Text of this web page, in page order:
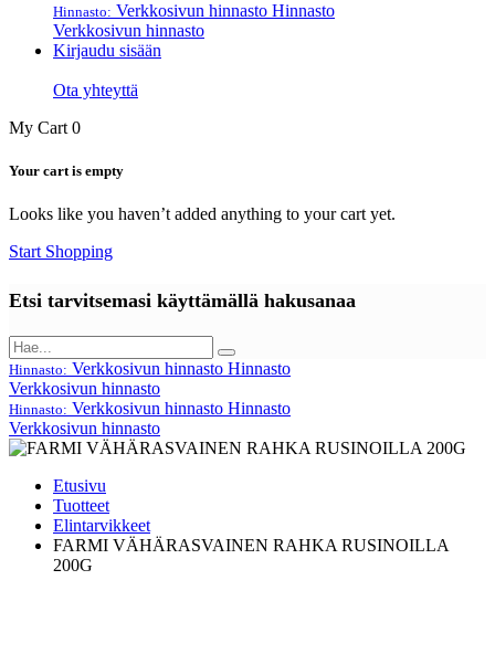
Hinnasto: Verkkosivun hinnasto Hinnasto
Verkkosivun hinnasto
Kirjaudu sisään
Ota yhteyttä
My Cart 0
Your cart is empty
Looks like you haven’t added anything to your cart yet.
Start Shopping
Etsi tarvitsemasi käyttämällä hakusanaa
Hinnasto: Verkkosivun hinnasto Hinnasto
Verkkosivun hinnasto
Hinnasto: Verkkosivun hinnasto Hinnasto
Verkkosivun hinnasto
Etusivu
Tuotteet
Elintarvikkeet
FARMI VÄHÄRASVAINEN RAHKA RUSINOILLA
200G